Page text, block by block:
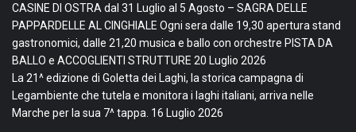
CASINE DI OSTRA dal 31 Luglio al 5 Agosto – SAGRA DELLE
PAPPARDELLE AL CINGHIALE Ogni sera dalle 19,30 apertura stand
gastronomici, dalle 21,20 musica e ballo con orchestre PISTA DA
BALLO e ACCOGLIENTI STRUTTURE 20 Luglio 2026
La 21^ edizione di Goletta dei Laghi, la storica campagna di
Legambiente che tutela e monitora i laghi italiani, arriva nelle
Marche per la sua 7^ tappa. 16 Luglio 2026